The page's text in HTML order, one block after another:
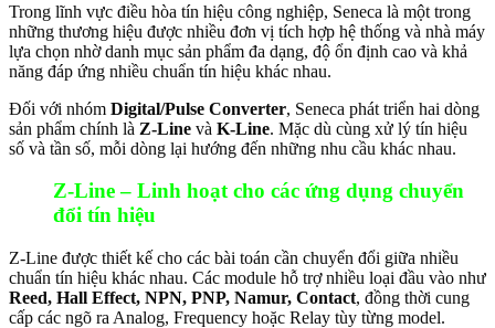
Trong lĩnh vực điều hòa tín hiệu công nghiệp, Seneca là một trong
những thương hiệu được nhiều đơn vị tích hợp hệ thống và nhà máy
lựa chọn nhờ danh mục sản phẩm đa dạng, độ ổn định cao và khả
năng đáp ứng nhiều chuẩn tín hiệu khác nhau.
Đối với nhóm Digital/Pulse Converter, Seneca phát triển hai dòng
sản phẩm chính là Z-Line và K-Line. Mặc dù cùng xử lý tín hiệu
số và tần số, mỗi dòng lại hướng đến những nhu cầu khác nhau.
Z-Line – Linh hoạt cho các ứng dụng chuyển
đổi tín hiệu
Z-Line được thiết kế cho các bài toán cần chuyển đổi giữa nhiều
chuẩn tín hiệu khác nhau. Các module hỗ trợ nhiều loại đầu vào như
Reed, Hall Effect, NPN, PNP, Namur, Contact, đồng thời cung
cấp các ngõ ra Analog, Frequency hoặc Relay tùy từng model.